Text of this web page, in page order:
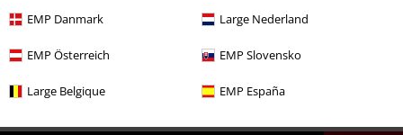
EMP Danmark Large Nederland
EMP Österreich EMP Slovensko
Large Belgique EMP España